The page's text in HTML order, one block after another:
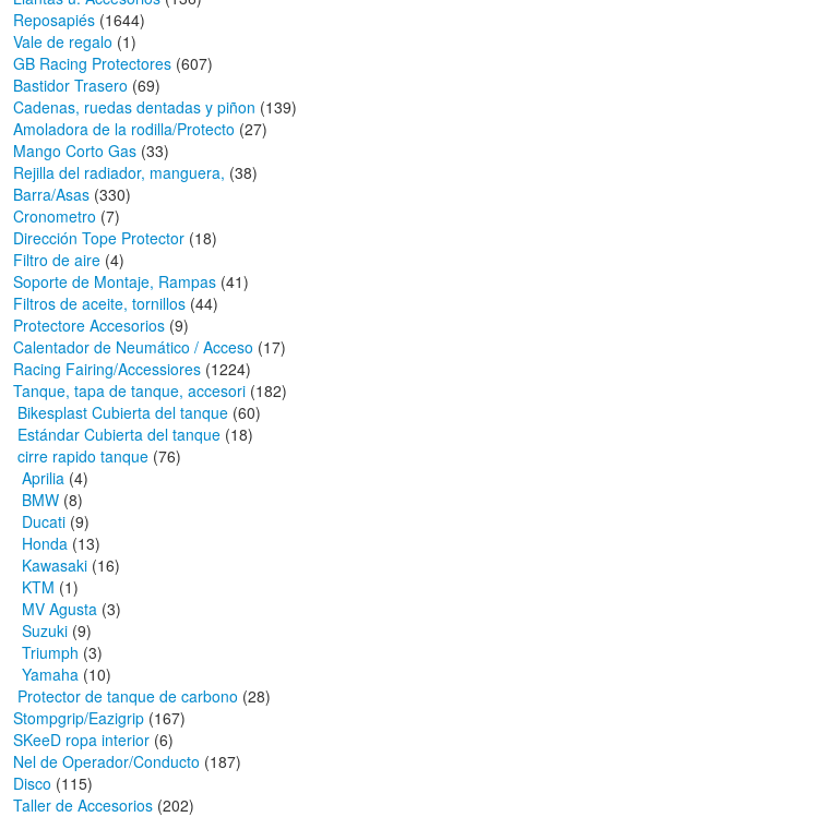
Reposapiés (1644)
Vale de regalo (1)
GB Racing Protectores (607)
Bastidor Trasero (69)
Cadenas, ruedas dentadas y piñon (139)
Amoladora de la rodilla/Protecto (27)
Mango Corto Gas (33)
Rejilla del radiador, manguera, (38)
Barra/Asas (330)
Cronometro (7)
Dirección Tope Protector (18)
Filtro de aire (4)
Soporte de Montaje, Rampas (41)
Filtros de aceite, tornillos (44)
Protectore Accesorios (9)
Calentador de Neumático / Acceso (17)
Racing Fairing/Accessiores (1224)
Tanque, tapa de tanque, accesori (182)
Bikesplast Cubierta del tanque (60)
Estándar Cubierta del tanque (18)
cirre rapido tanque (76)
Aprilia (4)
BMW (8)
Ducati (9)
Honda (13)
Kawasaki (16)
KTM (1)
MV Agusta (3)
Suzuki (9)
Triumph (3)
Yamaha (10)
Protector de tanque de carbono (28)
Stompgrip/Eazigrip (167)
SKeeD ropa interior (6)
Nel de Operador/Conducto (187)
Disco (115)
Taller de Accesorios (202)